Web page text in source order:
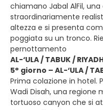
chiamano Jabal AlFil,
straordinariamente
altezza e si presenta
poggiata su un tronco.
pernottamento
AL-‘ULA / TABUK /
5° giorno – AL-‘ULA /
Prima colazione in hotel.
Wadi Disah, una
tortuoso canyon che si